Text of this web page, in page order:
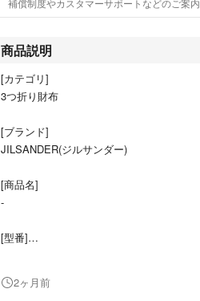
補償制度やカスタマーサポートなどのご案内
商品説明
[カテゴリ]
3つ折り財布
[ブランド]
JILSANDER(ジルサンダー)
[商品名]
-
[型番]
[表記サイズ]
2ヶ月前